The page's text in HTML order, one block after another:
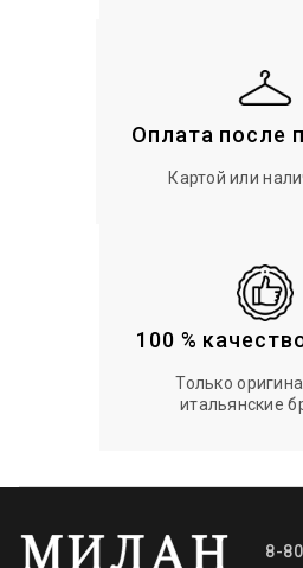
Оплата после
Картой или
100 %
Только
итальянские
8-